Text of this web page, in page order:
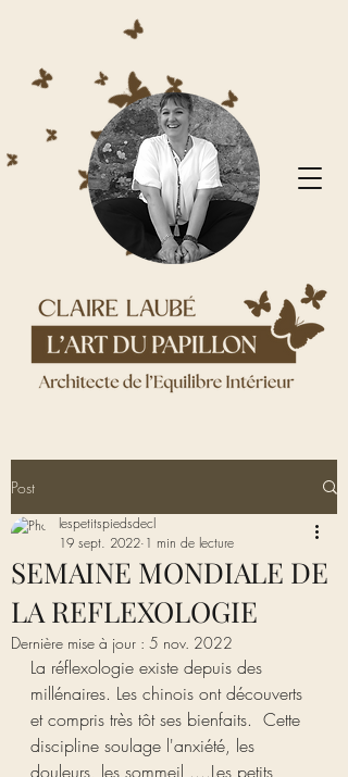
Post
SEMAINE MONDIALE DE
LA REFLEXOLOGIE
lespetitspiedsdecl
19 sept. 2022 1 min de lecture
Dernière mise à jour : 5 nov. 2022
La réflexologie existe depuis des
millénaires. Les chinois ont découverts
et compris très tôt ses bienfaits.  Cette
discipline soulage l'anxiété, les
douleurs, les sommeil ....Les petits